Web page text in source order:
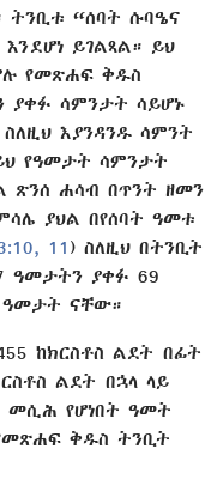
ትንቢቱ “ሰባት ሱባዔና
ይገልጻል። ይህ
የመጽሐፍ ቅዱስ
ያቀፉ ሳምንታት ሳይሆኑ
እያንዳንዱ ሳምንት
የዓመታት ሳምንታት
ጽንሰ ሐሳብ በጥንት ዘመን
ያህል በየሰባት ዓመቱ
11 ) ስለዚህ በትንቢት
ዓመታትን ያቀፉ 69
ናቸው።
ከክርስቶስ ልደት በፊት
ልደት በኋላ ላይ
መሲሕ የሆነበት ዓመት
ቅዱስ ትንቢት